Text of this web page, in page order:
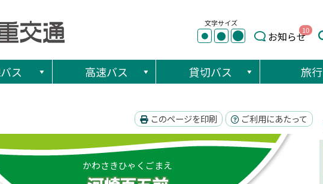
文字サイズ
● ● ● お知らせ10
ス 高速バス 貸切バス 旅行
このページを印刷 ご利用にあたって
かわさきひゃくごまえ